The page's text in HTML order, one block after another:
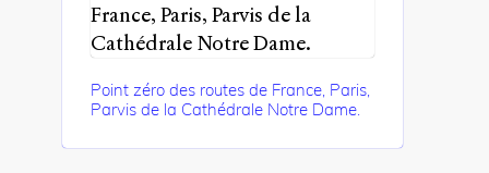
Point zéro des routes de France, Paris,
Parvis de la Cathédrale Notre Dame.